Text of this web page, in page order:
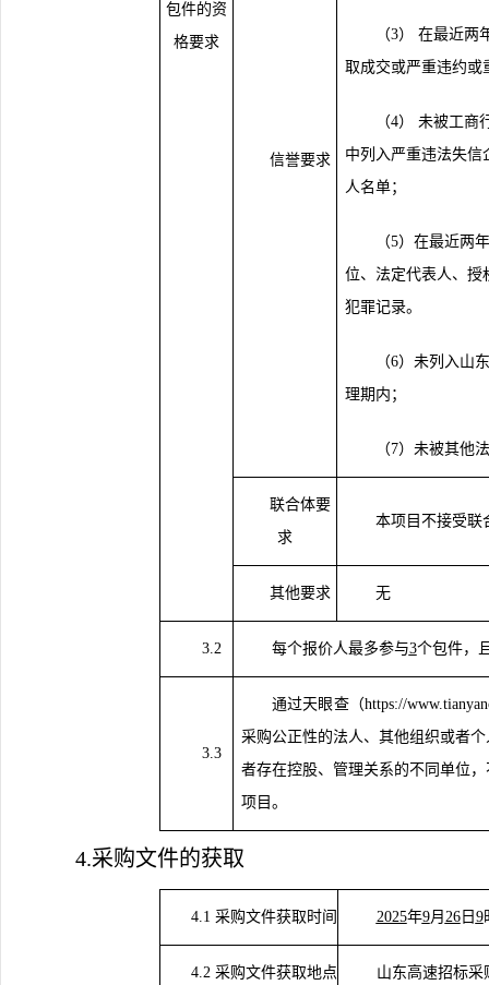
包件的资
格要求
信誉要求
（3） 在最近两
取成交或严重违约或
（4） 未被工商
中列入严重违法失信
人名单；
（5）在最近两
位、法定代表人、授
犯罪记录。
（6）未列入山
理期内；
（7）未被其他
联合体要
求
本项目不接受联
其他要求 无
3.2 每个报价人最多参与3个包件，
3.3
通过天眼查（https://
采购公正性的法人、其他组织或者
者存在控股、管理关系的不同单位
项目。
4.采购文件的获取
4.1 采购文件获取时间 2025年9月 26日 9
4.2 采购文件获取地点 山东高速招标采